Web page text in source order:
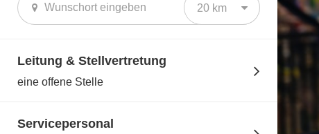
20 km
Leitung & Stellvertretung
eine offene Stelle
Servicepersonal